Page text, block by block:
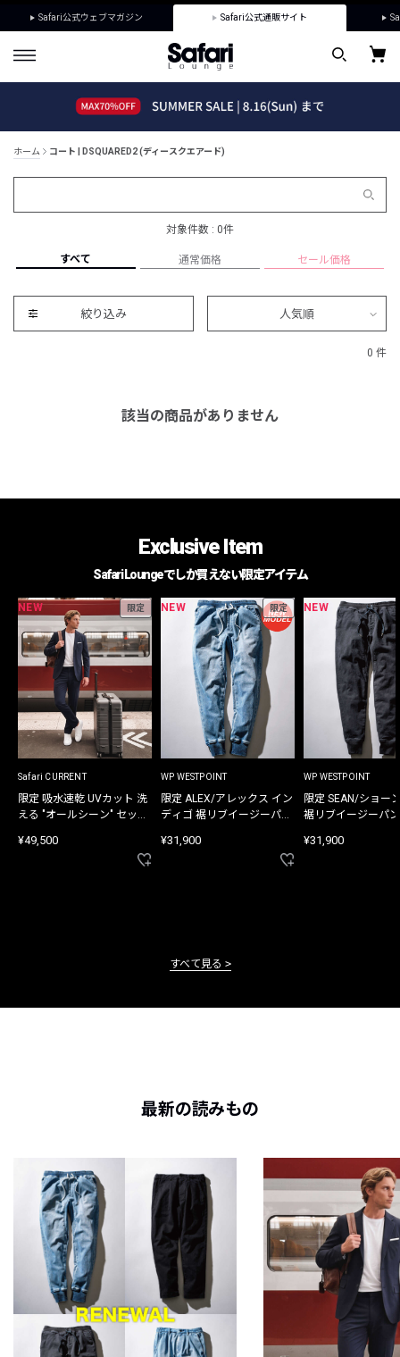
Safari公式ウェブマガジン Safari公式通販サイト
ホーム コート | DSQUARED2 (ディースクエアード)
対象件数 : 0件
すべて 通常価格 セール価格
絞り込み 人気順
0 件
該当の商品がありません
Exclusive Item
Safari Loungeでしか買えない限定アイテム
NEW 限定
Safari CURRENT
限定 吸水速乾 UVカット 洗
える "オールシーン" セット
¥49,500
NEW 限定
WP WESTPOINT
限定 ALEX/アレックス イン
ディゴ 裾リブイージーパン
¥31,900
NEW
WP WESTPOINT
限定 SEAN/ショー
裾リブイージーパ
¥31,900
すべて見る
最新の読みもの